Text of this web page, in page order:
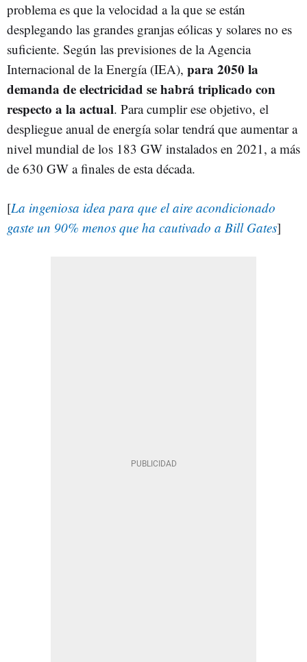
problema es que la velocidad a la que se están
desplegando las grandes granjas eólicas y solares no es
suficiente. Según las previsiones de la Agencia
Internacional de la Energía (IEA), para 2050 la
demanda de electricidad se habrá triplicado con
respecto a la actual. Para cumplir ese objetivo, el
despliegue anual de energía solar tendrá que aumentar a
nivel mundial de los 183 GW instalados en 2021, a más
de 630 GW a finales de esta década.
[La ingeniosa idea para que el aire acondicionado
gaste un 90% menos que ha cautivado a Bill Gates]